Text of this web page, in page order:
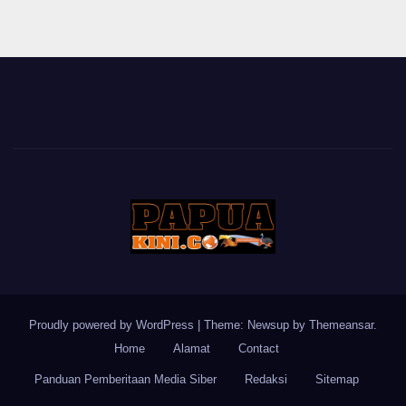
Proudly powered by WordPress Theme: Newsup by Themeansar.
Home
Alamat Contact
Panduan Pemberitaan Media Siber Redaksi Sitemap